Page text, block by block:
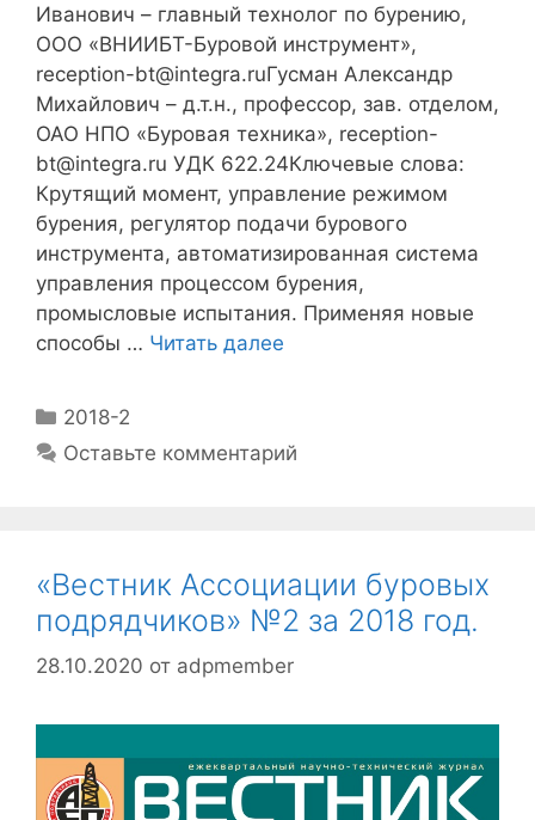
Иванович – главный технолог по бурению,
ООО «ВНИИБТ-Буровой инструмент»,
reception-bt@integra.ruГусман Александр
Михайлович – д.т.н., профессор, зав. отделом,
ОАО НПО «Буровая техника», reception-
bt@integra.ru УДК 622.24Ключевые слова:
Крутящий момент, управление режимом
бурения, регулятор подачи бурового
инструмента, автоматизированная система
управления процессом бурения,
промысловые испытания. Применяя новые
способы … Читать далее
2018-2
Оставьте комментарий
«Вестник Ассоциации буровых
подрядчиков» №2 за 2018 год.
28.10.2020 от adpmember